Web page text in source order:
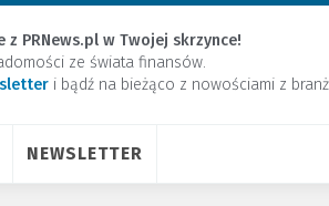
z PRNews.pl w Twojej skrzynce!
ze świata finansów.
​i bądź na bieżąco z nowościami z
NEWSLETTER